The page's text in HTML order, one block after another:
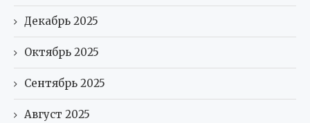
Декабрь 2025
Октябрь 2025
Сентябрь 2025
Август 2025